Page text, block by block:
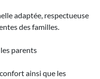
adaptée, respectueuse
des familles.
parents
ainsi que les